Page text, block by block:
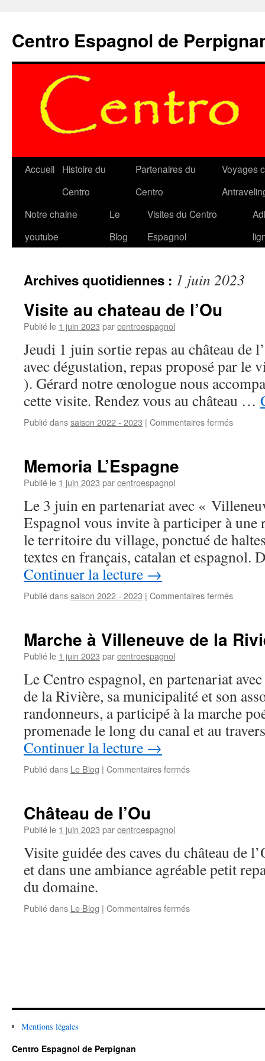
contenu
Centro Espagnol de
Accueil
Histoire du
Centro
Partenaires du
Centro
Voyages
Notre chaine
youtube
Le
Blog
Visites du Centro
Espagnol
Archives quotidiennes : 1 juin 2023
Visite au chateau de l’Ou
Publié le 1 juin 2023 parcentroespagnol
Jeudi 1 juin sortie repas au château de
avec dégustation, repas proposé par le
). Gérard notre œnologue nous
cette visite. Rendez vous au château …
Publié danssaison 2022 - 2023 | Commentaires fermés
Memoria L’Espagne
Publié le 1 juin 2023 parcentroespagnol
Le 3 juin en partenariat avec «
Espagnol vous invite à participer à une
le territoire du village, ponctué de
textes en français, catalan et espagnol.
Continuer la lecture →
Publié danssaison 2022 - 2023 | Commentaires fermés
Marche à Villeneuve de la
Publié le 1 juin 2023 parcentroespagnol
Le Centro espagnol, en partenariat
de la Rivière, sa municipalité et son
randonneurs, a participé à la marche
promenade le long du canal et au
Continuer la lecture →
Publié dans Le Blog | Commentaires fermés
Château de l’Ou
Publié le 1 juin 2023 parcentroespagnol
Visite guidée des caves du château de
et dans une ambiance agréable petit
du domaine.
Publié dans Le Blog | Commentaires fermés
Mentions légales
Centro Espagnol de Perpignan